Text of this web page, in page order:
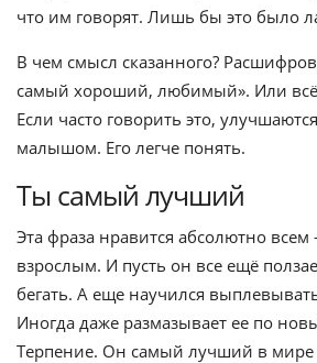
что им говорят. Лишь бы это было
В чем смысл сказанного?
самый хороший, любимый». Или всё
Если часто говорить это,
малышом. Его легче понять.
Ты самый лучший
Эта фраза нравится абсолютно всем
взрослым. И пусть он все ещё
бегать. А еще научился
Иногда даже размазывает ее по
Терпение. Он самый лучший в мире